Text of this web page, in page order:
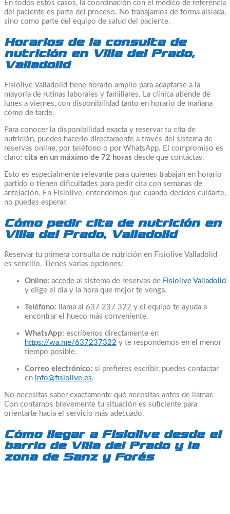
En todos estos casos, la coordinación con el médico de referencia
del paciente es parte del proceso. No trabajamos de forma aislada,
sino como parte del equipo de salud del paciente.
Horarios de la consulta de
nutrición en Villa del Prado,
Valladolid
Fisiolive Valladolid tiene horario amplio para adaptarse a la
mayoría de rutinas laborales y familiares. La clínica atiende de
lunes a viernes, con disponibilidad tanto en horario de mañana
como de tarde.
Para conocer la disponibilidad exacta y reservar tu cita de
nutrición, puedes hacerlo directamente a través del sistema de
reservas online, por teléfono o por WhatsApp. El compromiso es
claro: cita en un máximo de 72 horas desde que contactas.
Esto es especialmente relevante para quienes trabajan en horario
partido o tienen dificultades para pedir cita con semanas de
antelación. En Fisiolive, entendemos que cuando decides cuidarte,
no puedes esperar.
Cómo pedir cita de nutrición en
Villa del Prado, Valladolid
Reservar tu primera consulta de nutrición en Fisiolive Valladolid
es sencillo. Tienes varias opciones:
Online: accede al sistema de reservas de Fisiolive Valladolid
y elige el día y la hora que mejor te venga.
Teléfono: llama al 637 237 322 y el equipo te ayuda a
encontrar el hueco más conveniente.
WhatsApp: escríbenos directamente en
https://wa.me/637237322 y te respondemos en el menor
tiempo posible.
Correo electrónico: si prefieres escribir, puedes contactar
en info@fisiolive.es.
No necesitas saber exactamente qué necesitas antes de llamar.
Con contarnos brevemente tu situación es suficiente para
orientarte hacia el servicio más adecuado.
Cómo llegar a Fisiolive desde el
barrio de Villa del Prado y la
zona de Sanz y Forés